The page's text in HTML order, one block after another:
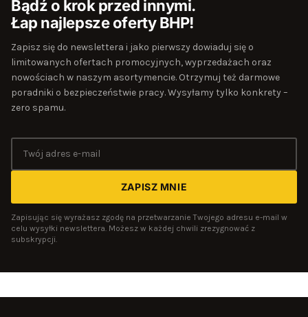
Bądź o krok przed innymi.
Łap najlepsze oferty BHP!
Zapisz się do newslettera i jako pierwszy dowiaduj się o
limitowanych ofertach promocyjnych, wyprzedażach oraz
nowościach w naszym asortymencie. Otrzymuj też darmowe
poradniki o bezpieczeństwie pracy. Wysyłamy tylko konkrety –
zero spamu.
ZAPISZ MNIE
Zapisując się wyrażasz zgodę na przetwarzanie Twojego adresu e-mail w
celu wysyłki newslettera. Możesz w każdej chwili zrezygnować z
subskrypcji.